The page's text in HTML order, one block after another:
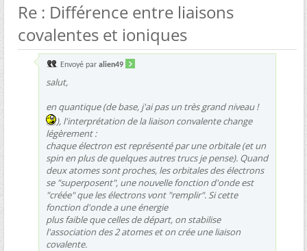
Re : Différence entre liaisons
covalentes et ioniques
Envoyé par alien49
salut,
en quantique (de base, j'ai pas un très grand niveau !
), l'interprétation de la liaison convalente change
légèrement :
chaque électron est représenté par une orbitale (et un
spin en plus de quelques autres trucs je pense). Quand
deux atomes sont proches, les orbitales des électrons
se "superposent", une nouvelle fonction d'onde est
"créée" que les électrons vont "remplir". Si cette
fonction d'onde a une énergie
plus faible que celles de départ, on stabilise
l'association des 2 atomes et on crée une liaison
covalente.